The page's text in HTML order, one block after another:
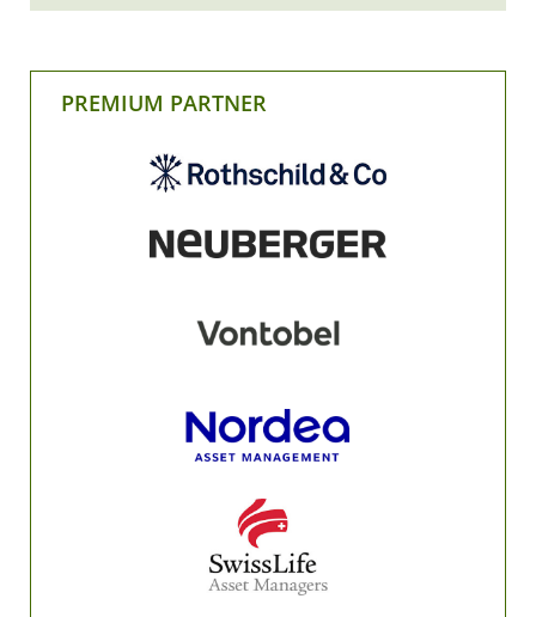
PREMIUM PARTNER